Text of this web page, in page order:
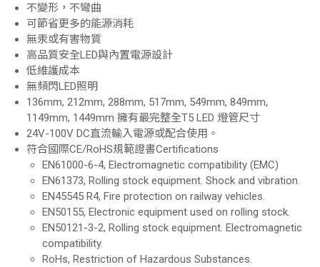
不變形，不彎曲
可節省更多的能源消耗
無汞或有害物質
高品質安全LED與內置電源設計
低維護成本
無頻閃LED照明
136mm, 212mm, 288mm, 517mm, 549mm, 849mm,
1149mm, 1449mm 擁有最完整全T5 LED 燈管尺寸
24V-100V DC直流輸入電源或配合使用。
符合國際CE/RoHS規範證書Certifications
EN61000-6-4, Electromagnetic compatibility (EMC)
EN61373, Rolling stock equipment. Shock and vibration.
EN45545 R4, Fire protection on railway vehicles.
EN50155, Electronic equipment used on rolling stock.
EN50121-3-2, Rolling stock equipment. Electromagnetic
compatibility.
RoHs, Restriction of Hazardous Substances.